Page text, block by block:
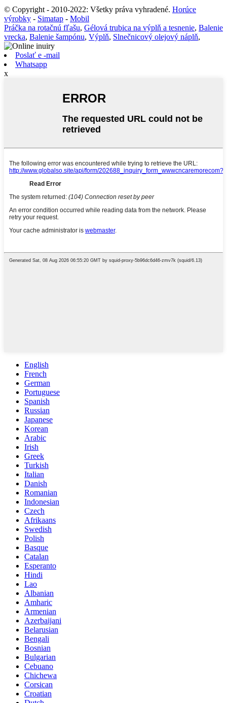
© Copyright - 2010-2022: Všetky práva vyhradené. Horúce
výrobky - Simatap - Mobil
Práčka na rotačnú fľašu, Gélová trubica na výplň a tesnenie, Balenie
vrecka, Balenie šampónu, Výplň, Slnečnicový olejový náplň,
Poslať e -mail
Whatsapp
x
English
French
German
Portuguese
Spanish
Russian
Japanese
Korean
Arabic
Irish
Greek
Turkish
Italian
Danish
Romanian
Indonesian
Czech
Afrikaans
Swedish
Polish
Basque
Catalan
Esperanto
Hindi
Lao
Albanian
Amharic
Armenian
Azerbaijani
Belarusian
Bengali
Bosnian
Bulgarian
Cebuano
Chichewa
Corsican
Croatian